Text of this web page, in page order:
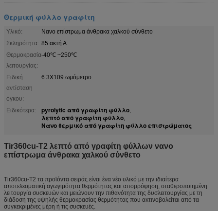
Θερμική φύλλο γραφίτη
Υλικό:
Νανο επίστρωμα άνθρακα χαλκού σύνθετο
Σκληρότητα: 85 ακτή Α
Θερμοκρασία
λειτουργίας:
-40℃ ~250℃
Ειδική
αντίσταση
όγκου:
6.3X109 ωμόμετρο
Ειδικότερα: pyrolytic από γραφίτη φύλλο,
λεπτό από γραφίτη φύλλο,
Νανο θερμικό από γραφίτη φύλλο επιστρώματος
Tir360cu-T2 λεπτό από γραφίτη φύλλων νανο
επίστρωμα άνθρακα χαλκού σύνθετο
Tir360cu-T2 τα προϊόντα σειράς είναι ένα νέο υλικό με την ιδιαίτερα
αποτελεσματική αγωγιμότητα θερμότητας και απορρόφηση, σταθεροποιημένη
λειτουργία συσκευών και μειώνουν την πιθανότητα της δυσλειτουργίας με τη
διάδοση της υψηλής θερμοκρασίας θερμότητας που ακτινοβολείται από τα
συγκεκριμένες μέρη ή τις συσκευές.